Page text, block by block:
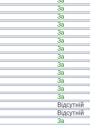
За
За
За
За
За
За
За
За
За
За
За
За
Відсутній
Відсутній
За